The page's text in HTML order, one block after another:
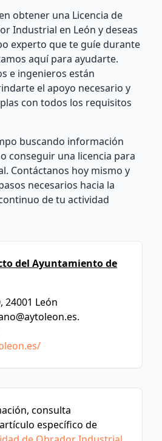
obtener una Licencia de
Industrial en León y deseas
experto que te guíe durante
aquí para ayudarte.
e ingenieros están
el apoyo necesario y
con todos los requisitos
buscando información
conseguir una licencia para
Contáctanos hoy mismo y
necesarios hacia la
de tu actividad
del Ayuntamiento de
24001 León
.
consulta
específico de